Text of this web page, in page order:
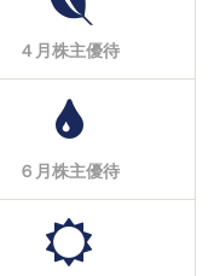
４月株主優待
６月株主優待